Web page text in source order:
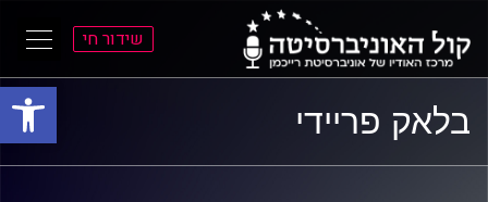
פתח
התפריט
הראשי
התוכן
הראשי
שידור חי
בלאק פריידי